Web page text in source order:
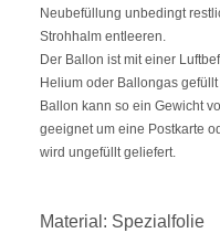
Neubefüllung unbedingt
Strohhalm entleeren.
Der Ballon ist mit einer
Helium oder Ballongas
Ballon kann so ein Gewicht
geeignet um eine Postkarte
wird ungefüllt geliefert.
Material: Spezialfolie